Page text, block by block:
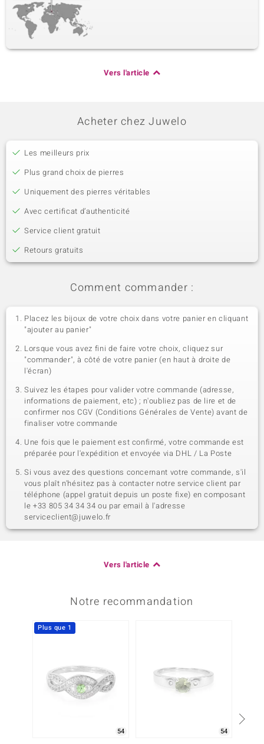
Vers l'article
Acheter chez Juwelo
Les meilleurs prix
Plus grand choix de pierres
Uniquement des pierres véritables
Avec certificat d’authenticité
Service client gratuit
Retours gratuits
Comment commander :
Placez les bijoux de votre choix dans votre panier en cliquant
"ajouter au panier"
Lorsque vous avez fini de faire votre choix, cliquez sur
"commander", à côté de votre panier (en haut à droite de
l'écran)
Suivez les étapes pour valider votre commande (adresse,
informations de paiement, etc) ; n'oubliez pas de lire et de
confirmer nos CGV (Conditions Générales de Vente) avant de
finaliser votre commande
Une fois que le paiement est confirmé, votre commande est
préparée pour l'expédition et envoyée via DHL / La Poste
Si vous avez des questions concernant votre commande, s'il
vous plaît n'hésitez pas à contacter notre service client par
téléphone (appel gratuit depuis un poste fixe) en composant
le +33 805 34 34 34 ou par email à l'adresse
serviceclient@juwelo.fr
Vers l'article
Notre recommandation
Plus que 1
54 54